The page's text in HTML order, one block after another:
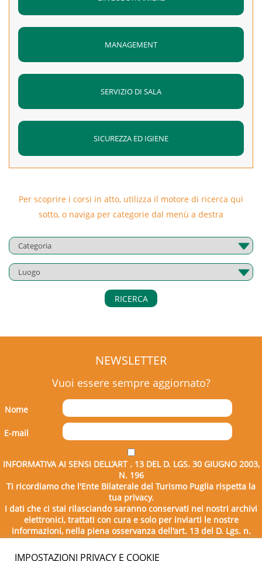
MANAGEMENT
SERVIZIO DI SALA
SICUREZZA ED IGIENE
Per scoprire i corsi in atto, utilizza il motore di ricerca qui
sotto, o naviga per categorie dal menù a destra
RICERCA
NEWSLETTER
Vuoi essere sempre aggiornato?
Nome
E-mail
INFORMATIVA AI SENSI DELL’ART . 13 DEL D. LGS. 30 GIUGNO 2003,
N. 196
Ti ricordiamo che l'Ente Bilaterale del Turismo Puglia rispetta la
tua privacy.
I dati che ci stai rilasciando saranno conservati nei nostri archivi
elettronici, trattati con cura e solo per inviarti le nostre
informazioni, nella piena osservanza dell'art. 13 del D. Lgs. n.
196/2003.
IMPOSTAZIONI PRIVACY E COOKIE